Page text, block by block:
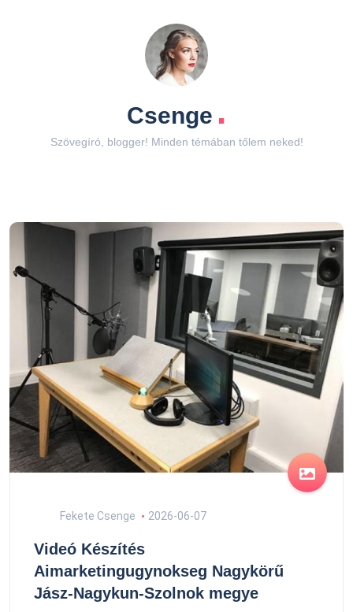
Csenge .
Szövegíró, blogger! Minden témában tőlem neked!
Fekete Csenge 2026-06-07
Videó Készítés
Aimarketingugynokseg Nagykörű
Jász-Nagykun-Szolnok megye